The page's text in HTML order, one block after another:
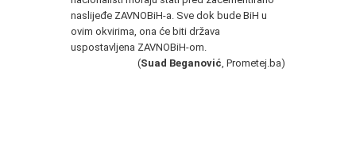
naslijeđe ZAVNOBiH-a. Sve dok bude BiH u
ovim okvirima, ona će biti država
uspostavljena ZAVNOBiH-om.
(Suad Beganović , Prometej.ba)